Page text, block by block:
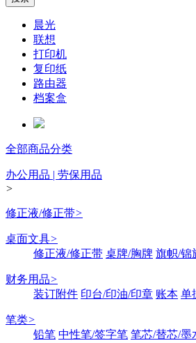
晨光
联想
打印机
复印纸
路由器
档案盒
全部商品分类
办公用品 | 劳保用品
>
修正液/修正带>
桌面文具>
修正液/修正带 桌牌/胸牌 旗帜/锦
财务用品>
装订附件 印台/印油/印章 账本 单
笔类>
铅笔 中性笔/签字笔 笔芯/替芯/墨